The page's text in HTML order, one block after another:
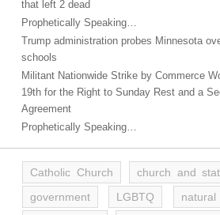
that left 2 dead
Prophetically Speaking…
Trump administration probes Minnesota
schools
Militant Nationwide Strike by Commerce
19th for the Right to Sunday Rest and a
Agreement
Prophetically Speaking…
Catholic Church church and
government
LGBTQ